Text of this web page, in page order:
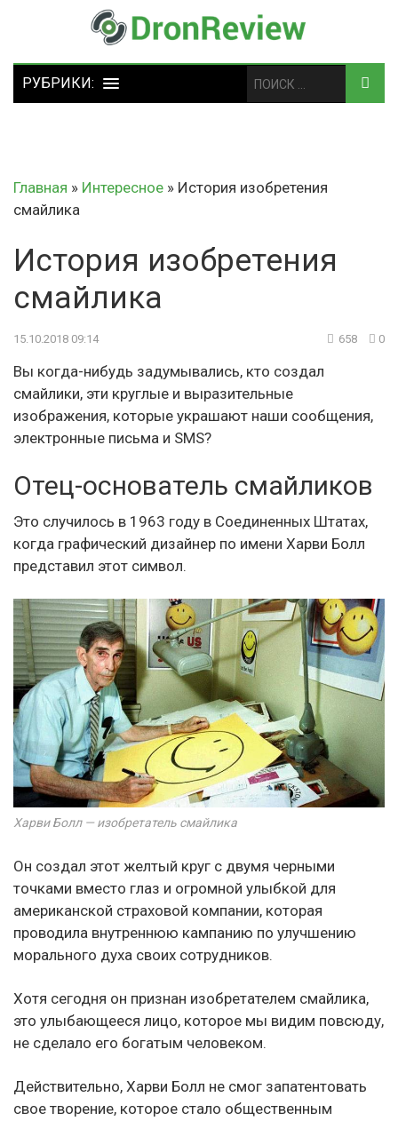
Главная » Интересное » История изобретения
смайлика
История изобретения
смайлика
15.10.2018 09:14 658 0
Вы когда-нибудь задумывались, кто создал
смайлики, эти круглые и выразительные
изображения, которые украшают наши сообщения,
электронные письма и SMS?
Отец-основатель смайликов
Это случилось в 1963 году в Соединенных Штатах,
когда графический дизайнер по имени Харви Болл
представил этот символ.
Харви Болл — изобретатель смайлика
Он создал этот желтый круг с двумя черными
точками вместо глаз и огромной улыбкой для
американской страховой компании, которая
проводила внутреннюю кампанию по улучшению
морального духа своих сотрудников.
Хотя сегодня он признан изобретателем смайлика,
это улыбающееся лицо, которое мы видим повсюду,
не сделало его богатым человеком.
Действительно, Харви Болл не смог запатентовать
свое творение, которое стало общественным